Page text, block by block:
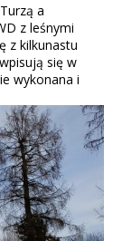
a
z leśnymi
z kilkunastu
się w
wykonana i